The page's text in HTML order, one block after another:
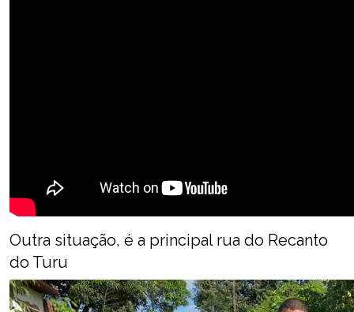
Outra situação, é a principal rua do Recanto
do Turu